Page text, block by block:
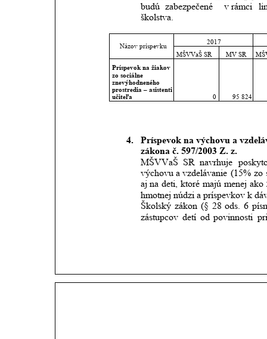
budú zabezpečené v rámci
školstva.
2017
Názov príspevku
MŠVVaŠ SR
MV SR
Príspevok na žiakov
zo sociálne
znevýhodneného
prostredia – asistenti
učiteľa
0 95 824
4.
Príspevok na výchovu a
zákona č. 597/2003 Z. z.
MŠVVaŠ SR navrhuje
výchovu a vzdelávanie (15% zo
aj na deti, ktoré majú menej ako
hmotnej núdzi a príspevkov k
Školský zákon (§ 28 ods. 6
zástupcov detí od povinnosti